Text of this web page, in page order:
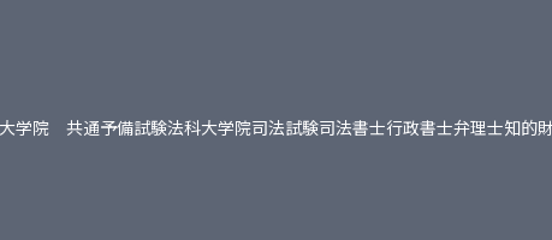
学院 共通予備試験法科大学院司法試験司法書士行政書士弁理士知的